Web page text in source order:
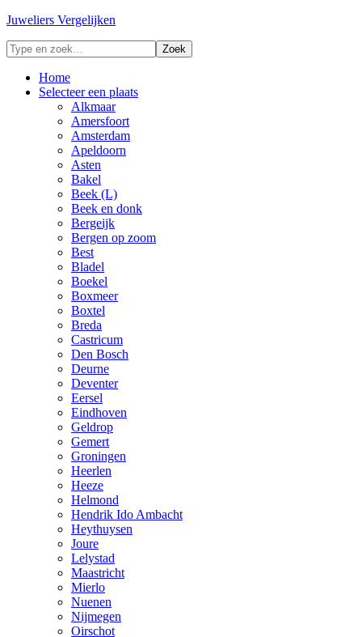
Juweliers Vergelijken
Home
Selecteer een plaats
Alkmaar
Amersfoort
Amsterdam
Apeldoorn
Asten
Bakel
Beek (L)
Beek en donk
Bergeijk
Bergen op zoom
Best
Bladel
Boekel
Boxmeer
Boxtel
Breda
Castricum
Den Bosch
Deurne
Deventer
Eersel
Eindhoven
Geldrop
Gemert
Groningen
Heerlen
Heeze
Helmond
Hendrik Ido Ambacht
Heythuysen
Joure
Lelystad
Maastricht
Mierlo
Nuenen
Nijmegen
Oirschot